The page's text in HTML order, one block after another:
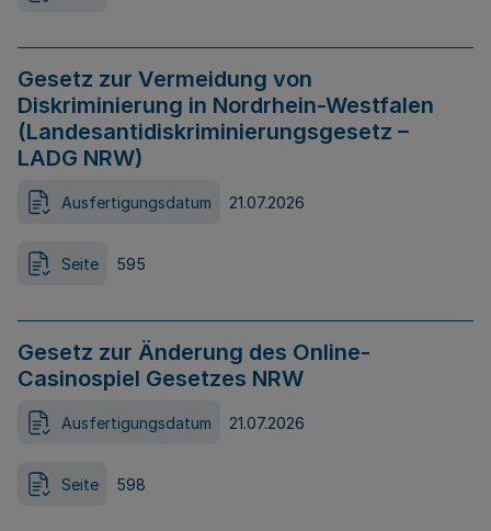
Gesetz zur Vermeidung von
Diskriminierung in Nordrhein-Westfalen
(Landesantidiskriminierungsgesetz –
LADG NRW)
Ausfertigungsdatum 21.07.2026
Seite 595
Gesetz zur Änderung des Online-
Casinospiel Gesetzes NRW
Ausfertigungsdatum 21.07.2026
Seite 598